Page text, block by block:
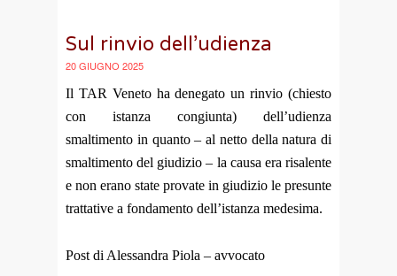
Sul rinvio dell’udienza
20 GIUGNO 2025
Il TAR Veneto ha denegato un rinvio (chiesto
con istanza congiunta) dell’udienza
smaltimento in quanto – al netto della natura di
smaltimento del giudizio – la causa era risalente
e non erano state provate in giudizio le presunte
trattative a fondamento dell’istanza medesima.
Post di Alessandra Piola – avvocato